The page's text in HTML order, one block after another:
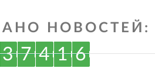
НОВОСТЕЙ:
3 7 4 1 6